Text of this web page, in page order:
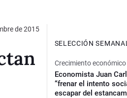
de 2015
SELECCIÓN SEMANAL
Crecimiento económico
Economista Juan
“frenar el intento
escapar del